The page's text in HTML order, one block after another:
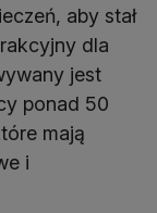
aby stał
dla
jest
ponad 50
mają
i